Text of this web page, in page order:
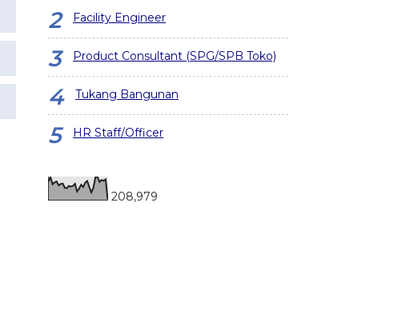
Facility Engineer
Product Consultant (SPG/SPB Toko)
Tukang Bangunan
HR Staff/Officer
208,979